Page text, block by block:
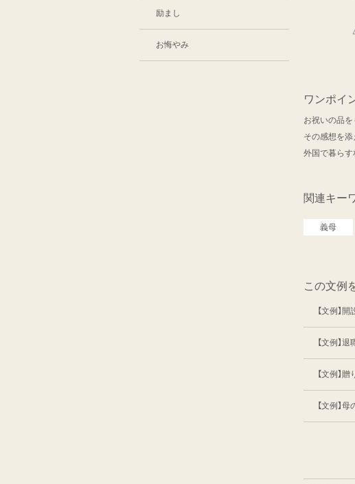
ワンポイ
お祝いの品を
その感想を添
外国で暮らす
関連キー
義母
この文例
【文例】
【文例】
【文例】
【文例】
励まし
お悔やみ